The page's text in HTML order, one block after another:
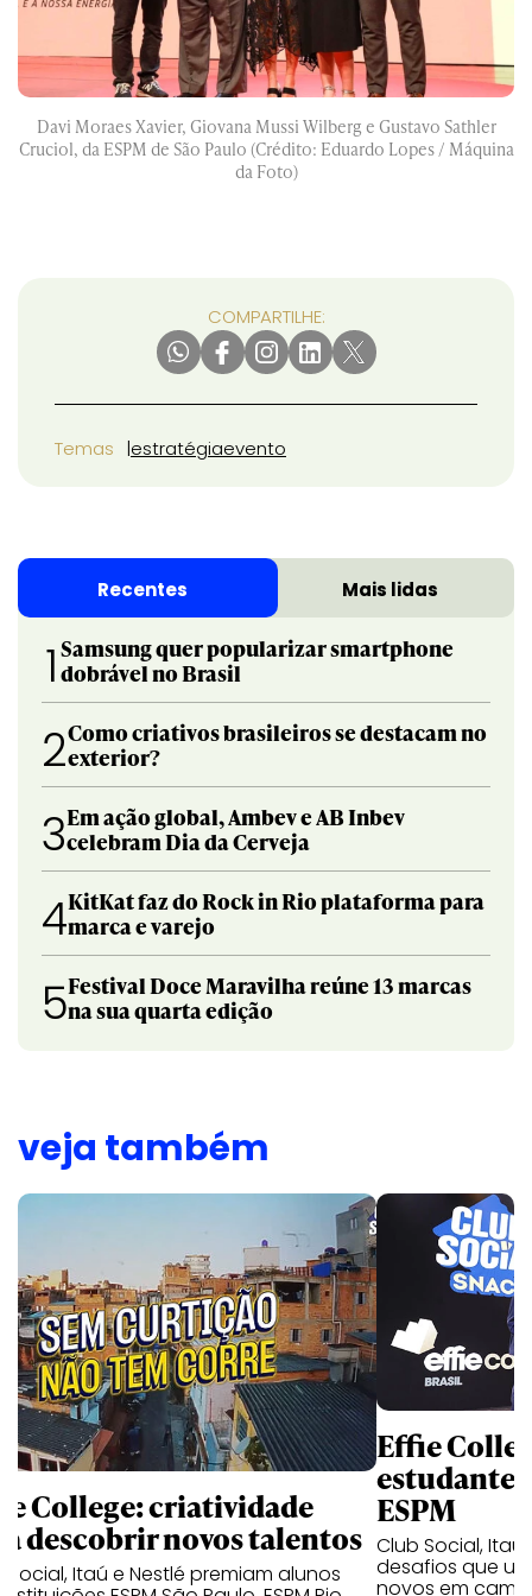
Davi Moraes Xavier, Giovana Mussi Wilberg e Gustavo Sathler
Cruciol, da ESPM de São Paulo (Crédito: Eduardo Lopes / Máquina
da Foto)
COMPARTILHE:
Temas estratégiaevento
Recentes Mais lidas
1 Samsung quer popularizar smartphone
dobrável no Brasil
2Como criativos brasileiros se destacam no
exterior?
3Em ação global, Ambev e AB Inbev
celebram Dia da Cerveja
4KitKat faz do Rock in Rio plataforma para
marca e varejo
5Festival Doce Maravilha reúne 13 marcas
na sua quarta edição
veja também
College: criatividade
descobrir novos talentos
Social, Itaú e Nestlé premiam alunos
Effie
ESPM
Club Social,
desafios que
novos em